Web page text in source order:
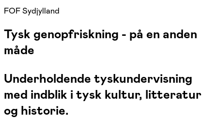
FOF Sydjylland
Tysk genopfriskning - på en anden
måde
Underholdende tyskundervisning
med indblik i tysk kultur, litteratur
og historie.